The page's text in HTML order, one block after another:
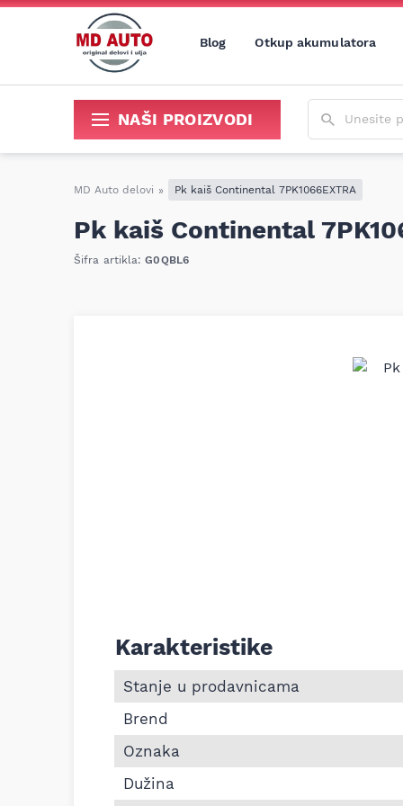
Blog Otkup akumulatora
NAŠI PROIZVODI
MD Auto delovi » Pk kaiš Continental 7PK1066EXTRA
Pk kaiš Continental
Šifra artikla:G0QBL6
Informacije o Pk kaiš Continental
Karakteristike
Stanje u prodavnicama
Brend
Oznaka
Dužina